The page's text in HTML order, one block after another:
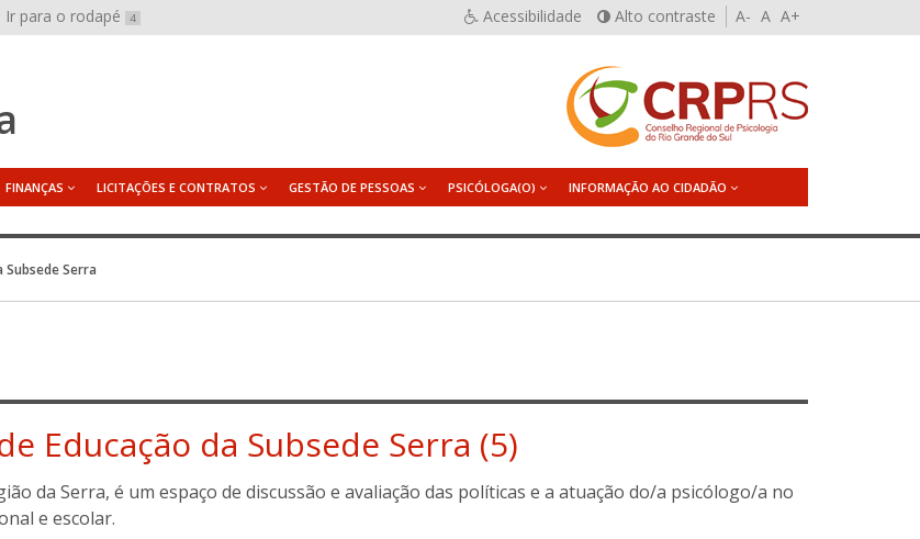
Ir para o rodapé 4 Acessibilidade Alto contraste A- A A+
FINANÇAS LICITAÇÕES E CONTRATOS GESTÃO DE PESSOAS PSICÓLOGA(O) INFORMAÇÃO AO CIDADÃO
Subsede Serra
Educação da Subsede Serra (5)
da Serra, é um espaço de discussão e avaliação das políticas e a atuação do/a psicólogo/a no
e escolar.